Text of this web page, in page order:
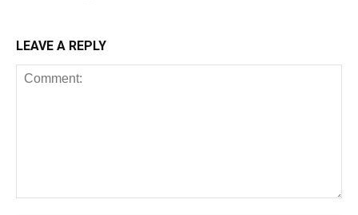
LEAVE A REPLY